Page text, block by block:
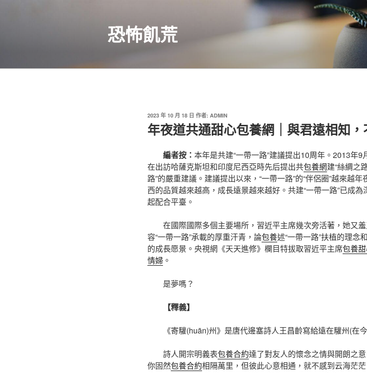
恐怖飢荒
發
佈
於
2023 年 10 月 18 日 作者: ADMIN
年夜道共通甜心包養網｜與君遠相知
編者按： 本年是共建“一帶一路”建議提出10周年。2013年
在出訪哈薩克斯坦和印度尼西亞時先后提出共包養網建“絲綢之
路”的嚴重建議。建議提出以來，“一帶一路”的“伴侶圈”越來越
西的品質越來越高，成長遠景越來越好。共建“一帶一路”已成為
起配合平臺。
在國際國際多個主要場所，習近平主席幾次旁活著，她又羞
容“一帶一路”承載的厚重汗青，論包養述“一帶一路”扶植的理念
的成長愿景。央視網《天天進修》欄目特拔取習近平主席包養
情婦 。
是夢嗎？
【釋義】
《寄驩(huān)州》是唐代邊塞詩人王昌齡寫給遠在驩州(在今
詩人開宗明義表包養合約達了對友人的懷念之情與開朗之
你固然包養合約相隔萬里，但彼此心意相通，就不感到云海茫